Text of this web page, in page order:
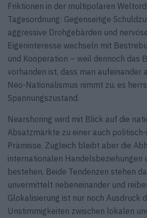
Friktionen in der multipolaren
Tagesordnung: Gegenseitige
aggressive Droh­gebärden und
Eigeninteresse wechseln mit
und Kooperation – weil dennoch das
vorhanden ist, dass man aufeinander
Neo-Nationalismus nimmt zu, es
Spannungszustand.
Nearshoring wird mit Blick auf die
Absatzmärkte zu einer auch
Prämisse. Zugleich bleibt aber die
internationalen Handelsbeziehungen
bestehen. Beide Tendenzen stehen
unvermittelt nebeneinander und
Glokalisierung ist nur noch Ausdruck
Unstimmigkeiten zwischen lokalen